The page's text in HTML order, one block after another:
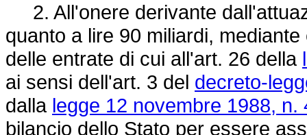
2. All'onere derivante
quanto a lire 90 miliardi,
delle entrate di cui all'art. 26 della
ai sensi dell'art. 3 del decreto-
dalla legge 12 novembre 1988, n.
bilancio dello Stato per essere